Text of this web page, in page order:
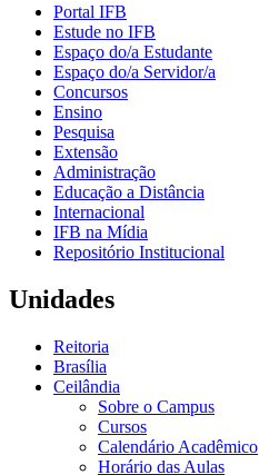
Portal IFB
Estude no IFB
Espaço do/a Estudante
Espaço do/a Servidor/a
Concursos
Ensino
Pesquisa
Extensão
Administração
Educação a Distância
Internacional
IFB na Mídia
Repositório Institucional
Unidades
Reitoria
Brasília
Ceilândia
Sobre o Campus
Cursos
Calendário Acadêmico
Horário das Aulas